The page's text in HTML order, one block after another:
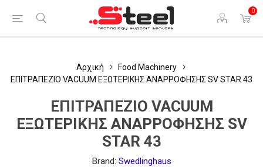
0
Αρχική
Food Machinery
ΕΠΙΤΡΑΠΕΖΙΟ VACUUM ΕΞΩΤΕΡΙΚΗΣ ΑΝΑΡΡΟΦΗΣΗΣ SV STAR 43
ΕΠΙΤΡΑΠΕΖΙΟ VACUUM
ΕΞΩΤΕΡΙΚΗΣ ΑΝΑΡΡΟΦΗΣΗΣ SV
STAR 43
Brand: Swedlinghaus